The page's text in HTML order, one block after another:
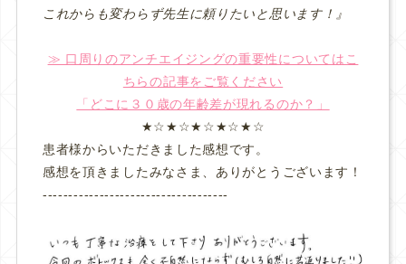
これからも変わらず先生に頼りたいと思います！』
≫ 口周りのアンチエイジングの重要性についてはこ
ちらの記事をご覧ください
「どこに３０歳の年齢差が現れるのか？」
★☆★☆★☆★☆★☆
患者様からいただきました感想です。
感想を頂きましたみなさま、ありがとうございます！
‐‐‐‐‐‐‐‐‐‐‐‐‐‐‐‐‐‐‐‐‐‐‐‐‐‐‐‐‐‐‐‐‐‐‐‐